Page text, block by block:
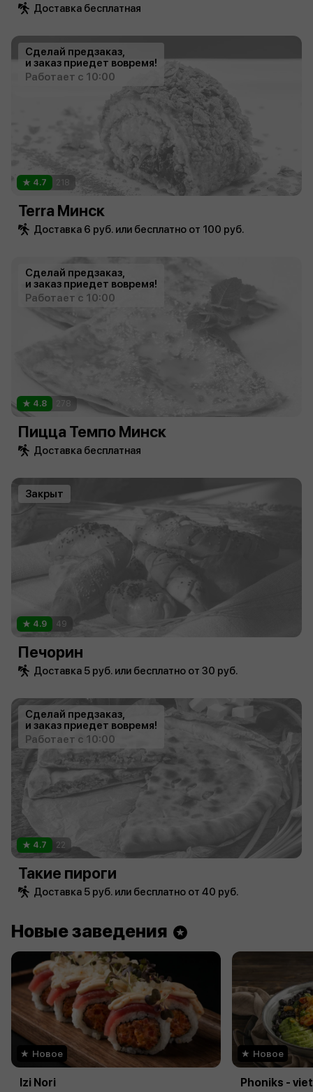
Доставка бесплатная
Сделай предзаказ,
и заказ приедет вовремя!
Работает с 10:00
4.7 218
Terra Минск
Доставка 6 руб. или бесплатно от 100 руб.
Сделай предзаказ,
и заказ приедет вовремя!
Работает с 10:00
4.8 278
Пицца Темпо Минск
Доставка бесплатная
Закрыт
4.9 49
Печорин
Доставка 5 руб. или бесплатно от 30 руб.
Сделай предзаказ,
и заказ приедет вовремя!
Работает с 10:00
4.7 22
Такие пироги
Доставка 5 руб. или бесплатно от 40 руб.
Новые заведения
Новое
Izi Nori
Новое
Phoniks -